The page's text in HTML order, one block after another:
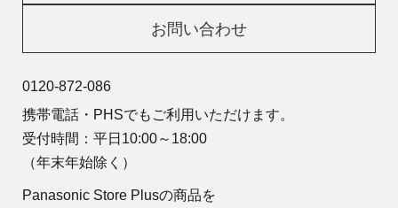
お問い合わせ
0120-872-086
携帯電話・PHSでもご利用いただけます。
受付時間：平日10:00～18:00
（年末年始除く）
Panasonic Store Plusの商品を